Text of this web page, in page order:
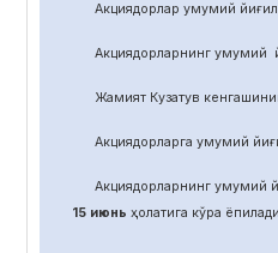
Акциядорлар умумий
Акциядорларнинг умумий
Жамият Кузатув
Акциядорларга умумий
Акциядорларнинг умумий
15 июнь ҳолатига кўра ёпилади